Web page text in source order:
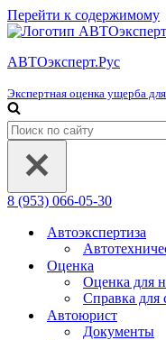
Перейти к содержимому
АВТОэксперт.Рус
Экспертная оценка ущерба
Искать...
8 (953) 066-05-30
Автоэкспертиза
Оценка
Оценка для
Справка для
Автоюрист
Документы